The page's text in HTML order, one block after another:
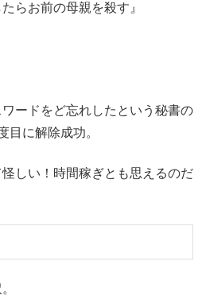
らお前の母親を殺す』
ードをど忘れしたという秘書の
目に解除成功。
しい！時間稼ぎとも思えるのだ